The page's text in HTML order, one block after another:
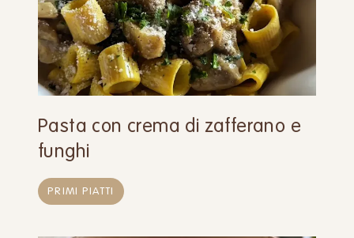
Pasta con crema di zafferano e
funghi
PRIMI PIATTI